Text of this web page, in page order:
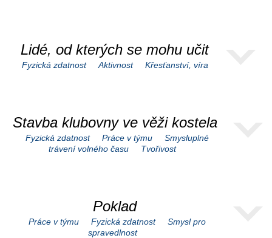
Lidé, od kterých se mohu učit
Fyzická zdatnost Aktivnost Křesťanství, víra
Stavba klubovny ve věži kostela
Fyzická zdatnost Práce v týmu
Smysluplné
trávení volného času
Tvořivost
Poklad
Práce v týmu Fyzická zdatnost
Smysl pro
spravedlnost